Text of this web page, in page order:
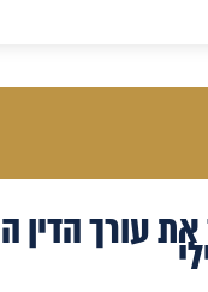
את עורך הדין